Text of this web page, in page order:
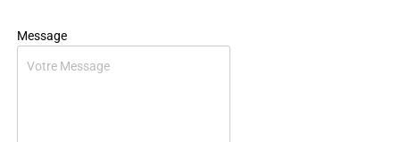
Message